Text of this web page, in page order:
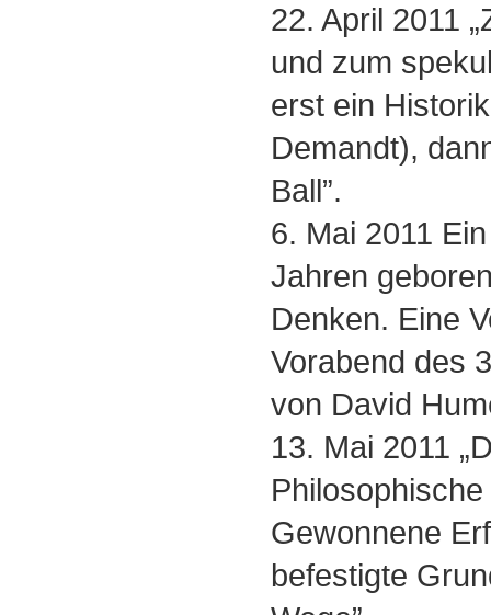
22. April 2011
und zum
erst ein
Demandt),
Ball”.
6. Mai 2011
Jahren
Denken. Eine
Vorabend des
von David
13. Mai 2011
Gewonnene
befestigte